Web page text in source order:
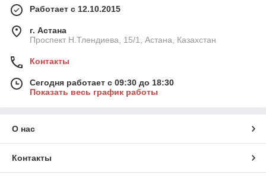
Работает с 12.10.2015
г. Астана
Проспект Н.Тлендиева, 15/1, Астана, Казахстан
Контакты
Сегодня работает с 09:30 до 18:30
Показать весь график работы
О нас
Контакты